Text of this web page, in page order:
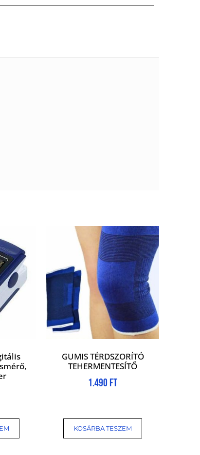
GUMIS TÉRDSZORÍTÓ
TEHERMENTESÍTŐ
1.490 Ft
KOSÁRBA TESZEM